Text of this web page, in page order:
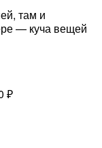
там и
— куча вещей
₽